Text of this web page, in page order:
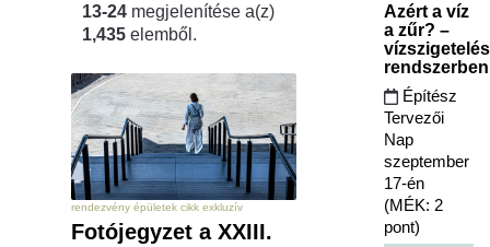
13-24 megjelenítése a(z)
1,435 elemből.
rendezvény épületek cikk exkluzív
Fotójegyzet a XXIII.
Azért a víz
a zűr? –
Építész
Tervezői
Nap
szeptember
17-én
(MÉK: 2
pont)